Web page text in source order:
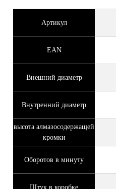
Артикул
EAN
Внешний диаметр
Внутренний диаметр
высота алмазосодержащей
кромки
Оборотов в минуту
Штук в коробке